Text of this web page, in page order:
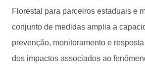
Florestal para parceiros estaduais e
conjunto de medidas amplia a
prevenção, monitoramento e
dos impactos associados ao